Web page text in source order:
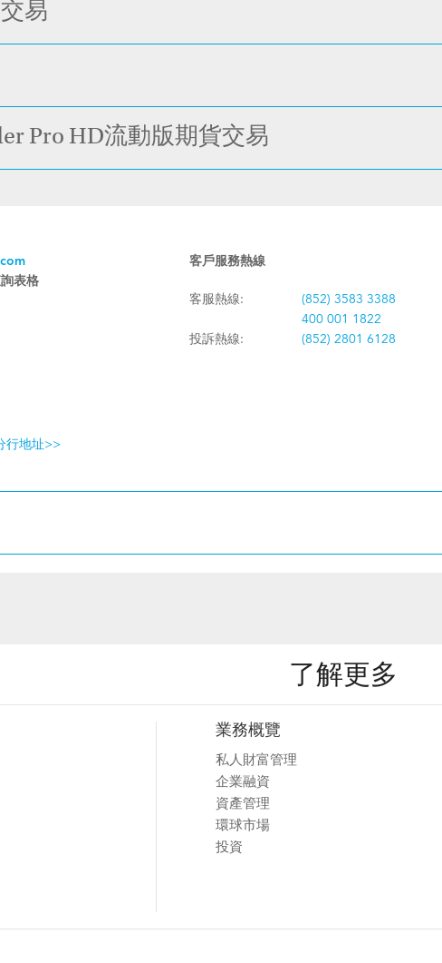
易
Pro HD流動版期貨交易
表格
客戶服務熱線
客服熱線:
(852) 3583 3388
400 001 1822
投訴熱線:
(852) 2801 6128
行地址>>
了解更多
業務概覽
私人財富管理
企業融資
資產管理
環球市場
投資